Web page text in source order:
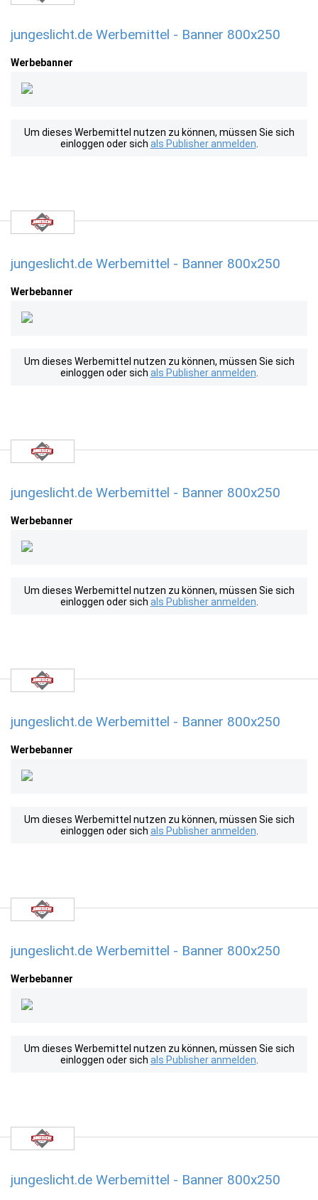
jungeslicht.de Werbemittel - Banner 800x250
Werbebanner
Um dieses Werbemittel nutzen zu können, müssen Sie sich
einloggen oder sich als Publisher anmelden
jungeslicht.de Werbemittel - Banner 800x250
Werbebanner
Um dieses Werbemittel nutzen zu können, müssen Sie sich
einloggen oder sich als Publisher anmelden
jungeslicht.de Werbemittel - Banner 800x250
Werbebanner
Um dieses Werbemittel nutzen zu können, müssen Sie sich
einloggen oder sich als Publisher anmelden
jungeslicht.de Werbemittel - Banner 800x250
Werbebanner
Um dieses Werbemittel nutzen zu können, müssen Sie sich
einloggen oder sich als Publisher anmelden
jungeslicht.de Werbemittel - Banner 800x250
Werbebanner
Um dieses Werbemittel nutzen zu können, müssen Sie sich
einloggen oder sich als Publisher anmelden
jungeslicht.de Werbemittel - Banner 800x250